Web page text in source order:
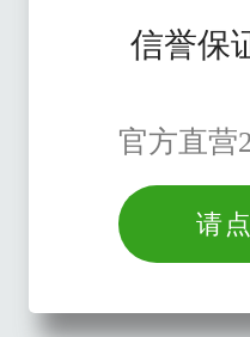
信誉保
官方直营
请